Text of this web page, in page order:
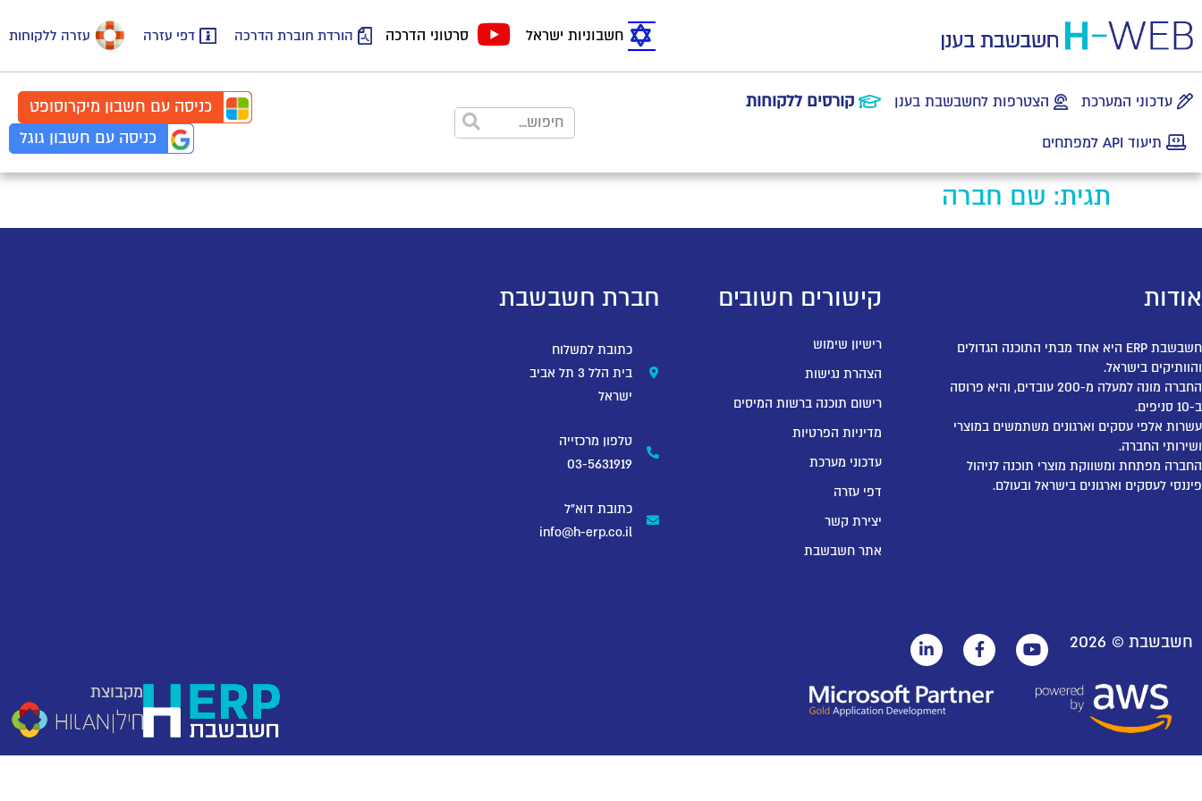
חשבוניות ישראל סרטוני הדרכה הורדת חוברת הדרכה דפי עזרה עזרה ללקוחות
עדכוני המערכת הצטרפות לחשבשבת בענן קורסים ללקוחות
תיעוד API למפתחים
כניסה עם חשבון מיקרוסופט
כניסה עם חשבון גוגל
תגית: שם חברה
אודות
חשבשבת ERP היא אחד מבתי התוכנה הגדולים
והוותיקים בישראל.
החברה מונה למעלה מ-200 עובדים, והיא פרוסה
ב-10 סניפים.
עשרות אלפי עסקים וארגונים משתמשים במוצרי
ושירותי החברה.
החברה מפתחת ומשווקת מוצרי תוכנה לניהול
פיננסי לעסקים וארגונים בישראל ובעולם.
קישורים חשובים
רישיון שימוש
הצהרת נגישות
רישום תוכנה ברשות המיסים
מדיניות הפרטיות
עדכוני מערכת
דפי עזרה
יצירת קשר
אתר חשבשבת
חברת חשבשבת
כתובת למשלוח
בית הלל 3 תל אביב
ישראל
טלפון מרכזייה
03-5631919
כתובת דוא"ל
info@h-erp.co.il
חשבשבת © 2026
מקבוצת